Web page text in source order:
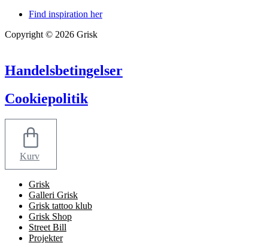
Find inspiration her
Copyright © 2026 Grisk
Handelsbetingelser
Cookiepolitik
Kurv
Grisk
Galleri Grisk
Grisk tattoo klub
Grisk Shop
Street Bill
Projekter